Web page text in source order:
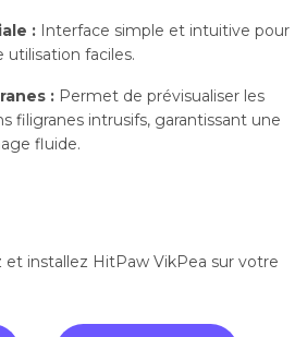
: Interface simple et intuitive pour
faciles.
: Permet de prévisualiser les
filigranes intrusifs, garantissant une
fluide.
et installez HitPaw VikPea sur votre